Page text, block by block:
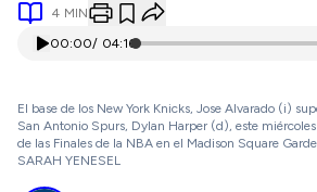
4 MIN
00:00/ 04:16
El base de los New York Knicks, Jose Alvarado (i)
San Antonio Spurs, Dylan Harper (d), este
de las Finales de la NBA en el Madison Square
SARAH YENESEL